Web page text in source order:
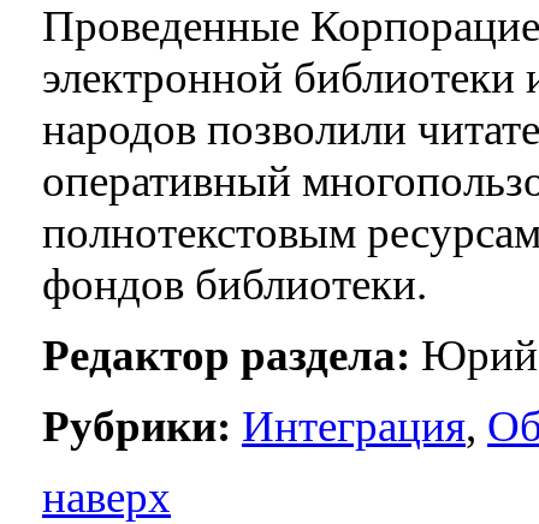
Проведенные
электронной
народов позволили
оперативный
полнотекстовым
фондов библиотеки.
Редактор раздела: Юрий
Рубрики: Интеграция,
наверх